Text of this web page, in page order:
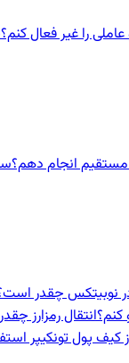
را غیر فعال کنم؟
مستقیم انجام دهم؟
در نوبیتکس چقدر
کنم؟انتقال رمزارز
کیف پول تونکیپر